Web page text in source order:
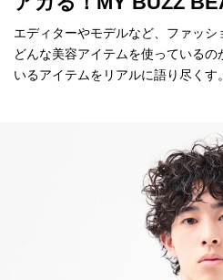
エディターやモデルなど、ファッ
どんな美容アイテムを使っている
いるアイテムをリアルに語り尽くす